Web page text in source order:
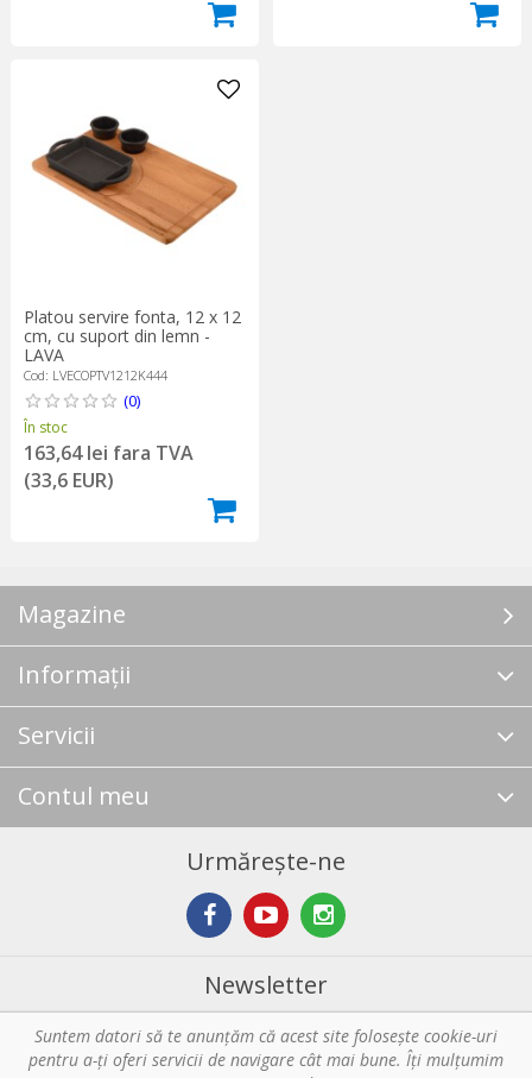
Platou servire fonta, 12 x 12
cm, cu suport din lemn -
LAVA
Cod: LVECOPTV1212K444
(0)
În stoc
163,64 lei fara TVA
(33,6 EUR)
Magazine
Informații
Servicii
Contul meu
Urmărește-ne
Newsletter
Abonare
Suntem datori să te anunţăm că acest site foloseşte cookie-uri
pentru a-ți oferi servicii de navigare cât mai bune. Îţi mulțumim